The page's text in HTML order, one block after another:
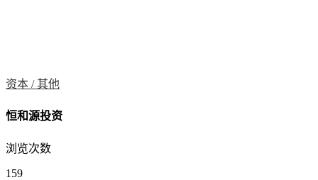
资本 /其他
恒和源投资
浏览次数
159